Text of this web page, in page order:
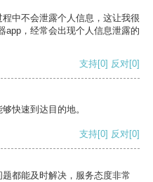
中不会泄露个人信息，这让我很
app，经常会出现个人信息泄露的
支持[0] 反对[0]
快速到达目的地。
支持[0] 反对[0]
都能及时解决，服务态度非常